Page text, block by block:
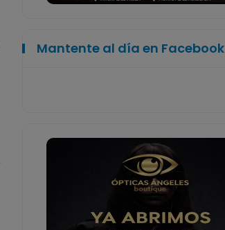
Mantente al día en Facebook